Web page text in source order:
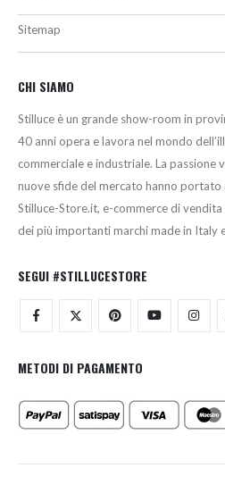
Sitemap
CHI SIAMO
Stilluce è un grande show-room in
40 anni opera e lavora nel mondo
commerciale e industriale. La passione
nuove sfide del mercato hanno portato
Stilluce-Store.it, e-commerce di
dei più importanti marchi made in Italy
SEGUI #STILLUCESTORE
METODI DI PAGAMENTO